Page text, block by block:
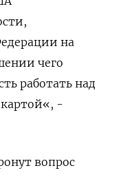
на
чего
работать над
-
вопрос